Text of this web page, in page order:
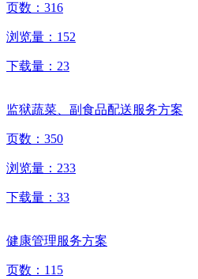
页数： 316
浏览量： 152
下载量： 23
监狱蔬菜、副食品配送服务方案
页数： 350
浏览量： 233
下载量： 33
健康管理服务方案
页数： 115